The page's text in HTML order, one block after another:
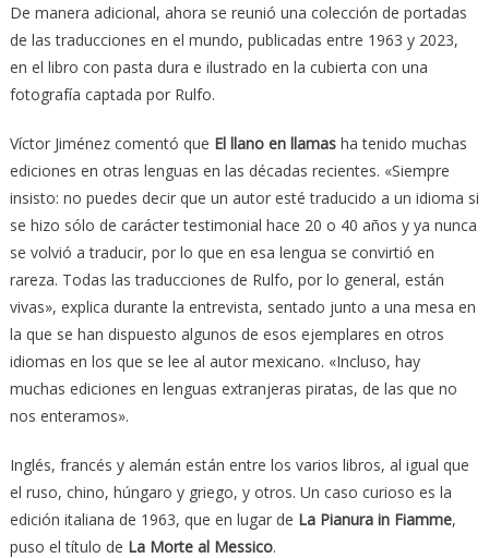
De manera adicional, ahora se reunió una colección de portadas
de las traducciones en el mundo, publicadas entre 1963 y 2023,
en el libro con pasta dura e ilustrado en la cubierta con una
fotografía captada por Rulfo.
Víctor Jiménez comentó que El llano en llamasha tenido muchas
ediciones en otras lenguas en las décadas recientes. «Siempre
insisto: no puedes decir que un autor esté traducido a un idioma si
se hizo sólo de carácter testimonial hace 20 o 40 años y ya nunca
se volvió a traducir, por lo que en esa lengua se convirtió en
rareza. Todas las traducciones de Rulfo, por lo general, están
vivas», explica durante la entrevista, sentado junto a una mesa en
la que se han dispuesto algunos de esos ejemplares en otros
idiomas en los que se lee al autor mexicano. «Incluso, hay
muchas ediciones en lenguas extranjeras piratas, de las que no
nos enteramos».
Inglés, francés y alemán están entre los varios libros, al igual que
el ruso, chino, húngaro y griego, y otros. Un caso curioso es la
edición italiana de 1963, que en lugar de La Pianura in Fiamme,
puso el título de La Morte al Messico.